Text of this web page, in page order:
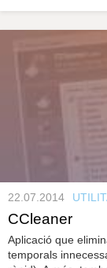
22.07.2014
CCleaner
Aplicació que
temporals